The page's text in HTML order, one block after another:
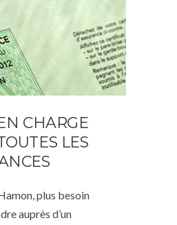
CHARGE
LES
plus besoin
auprès d’un